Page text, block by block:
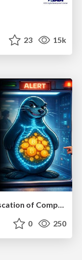
23 15k
Breaking the Seal: Static Deobfuscation of Compiled V8 JavaScript Bytecode Malware
0 250